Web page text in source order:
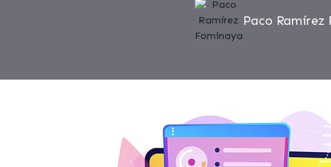
Paco Ramírez